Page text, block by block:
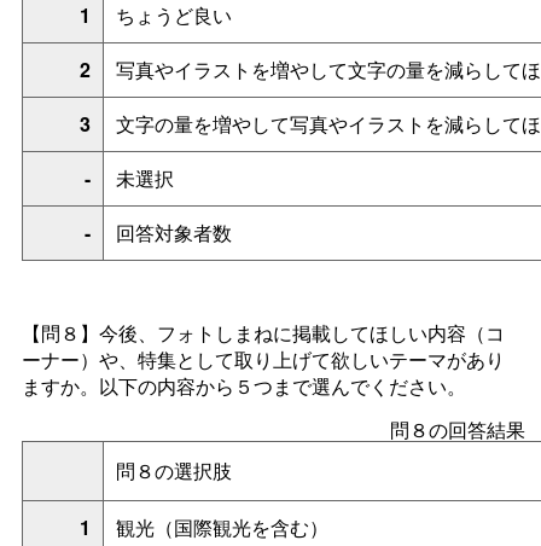
1
ちょうど良い
2
写真やイラストを増やして文字の量を減らして
3
文字の量を増やして写真やイラストを減らして
-
未選択
-
回答対象者数
【問８】今後、 フォトしまねに掲載してほしい内容（コ
ーナー）や、特集として取り上げて欲しいテーマがあり
ますか。以下の内容から５つまで選んでください。
問８の回答結果
問８の選択肢
1
観光（国際観光を含む）